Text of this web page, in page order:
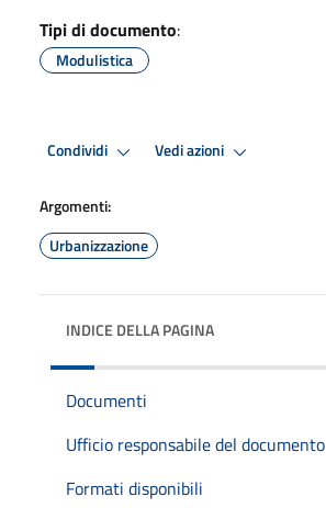
Tipi di documento:
Modulistica
Condividi Vedi azioni
Argomenti:
Urbanizzazione
INDICE DELLA PAGINA
Documenti
Ufficio responsabile del documento
Formati disponibili